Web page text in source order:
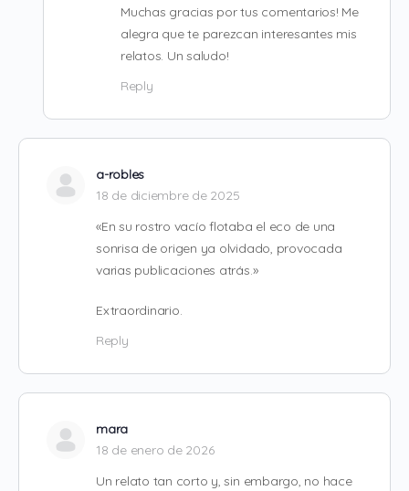
Muchas gracias por tus comentarios! Me
alegra que te parezcan interesantes mis
relatos. Un saludo!
Reply
a-robles
18 de diciembre de 2025
«En su rostro vacío flotaba el eco de una
sonrisa de origen ya olvidado, provocada
varias publicaciones atrás.»
Extraordinario.
Reply
mara
18 de enero de 2026
Un relato tan corto y, sin embargo, no hace